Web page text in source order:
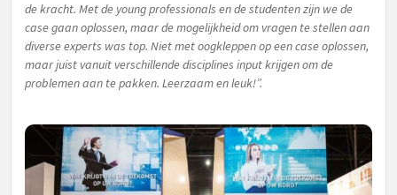
de kracht. Met de young professionals en de studenten zijn we de
case gaan oplossen, maar de mogelijkheid om vragen te stellen aan
diverse experts was top. Niet met oogkleppen op een case oplossen,
maar juist vanuit verschillende disciplines input krijgen om de
problemen aan te pakken. Leerzaam en leuk!”.